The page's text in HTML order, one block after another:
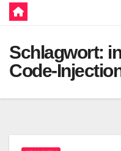
Schlagwort:
Code-